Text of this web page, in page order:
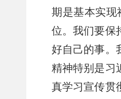
期是基本实现
位。我们要保
好自己的事。
精神特别是习
真学习宣传贯